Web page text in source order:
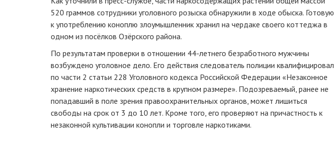
520 граммов сотрудники уголовного розыска обнаружили в ходе обыска. Готовую
к употреблению коноплю злоумышленник хранил на чердаке своего коттеджа в
одном из посёлков Озёрского района.
По результатам проверки в отношении 44-летнего безработного мужчины
возбуждено уголовное дело. Его действия следователь полиции квалифицировал
по части 2 статьи 228 Уголовного кодекса Российской Федерации «Незаконное
хранение наркотических средств в крупном размере». Подозреваемый, ранее не
попадавший в поле зрения правоохранительных органов, может лишиться
свободы на срок от 3 до 10 лет. Кроме того, его проверяют на причастность к
незаконной культивации конопли и торговле наркотиками.